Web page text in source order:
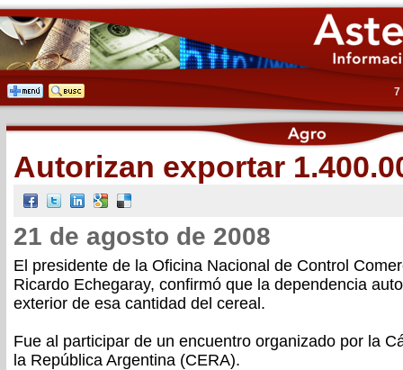
7
Autorizan exportar
21 de agosto de 2008
El presidente de la Oficina Nacional de Control
Ricardo Echegaray, confirmó que la dependencia
exterior de esa cantidad del cereal.
Fue al participar de un encuentro organizado por la
la República Argentina (CERA).